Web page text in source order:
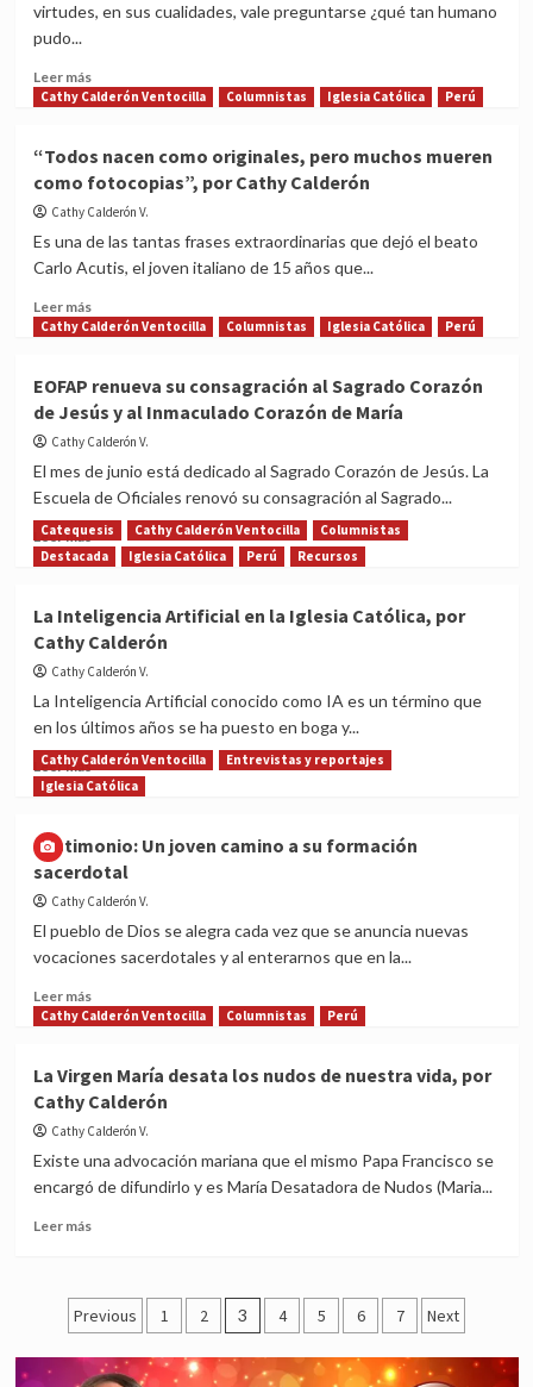
Esperanza’,
Calderón
virtudes, en sus cualidades, vale preguntarse ¿qué tan humano
pudo...
Leer másRead
more
humanidad
de
Jesús,
por
Calderón
Cathy Calderón Ventocilla Columnistas Iglesia Católica Perú
“Todos nacen como originales, pero muchos mueren
como fotocopias”, por Cathy Calderón
Cathy Calderón V.
Es una de las tantas frases extraordinarias que dejó el beato
Carlo Acutis, el joven italiano de 15 años que...
Leer másRead
more
nacen
como
originales,
pero
muchos
mueren
como
fotocopias”,
Calderón
Cathy Calderón Ventocilla Columnistas Iglesia Católica Perú
EOFAP renueva su consagración al Sagrado Corazón
de Jesús y al Inmaculado Corazón de María
Cathy Calderón V.
El mes de junio está dedicado al Sagrado Corazón de Jesús. La
Escuela de Oficiales renovó su consagración al Sagrado...
Leer másRead
more
renueva
su
consagración
al
Sagrado
Corazón
de
Jesús
Inmaculado
Corazón
de
Catequesis Cathy Calderón Ventocilla
Columnistas
Destacada
Iglesia Católica Perú Recursos
La Inteligencia Artificial en la Iglesia Católica, por
Cathy Calderón
Cathy Calderón V.
La Inteligencia Artificial conocido como IA es un término que
en los últimos años se ha puesto en boga y...
Leer másRead
more
Inteligencia
Artificial
en
la
Católica,
Cathy
Cathy Calderón Ventocilla
Entrevistas y reportajes
Iglesia Católica
Testimonio: Un joven camino a su formación
sacerdotal
Cathy Calderón V.
El pueblo de Dios se alegra cada vez que se anuncia nuevas
vocaciones sacerdotales y al enterarnos que en la...
Leer másRead
more
Un
joven
camino
formación
Cathy Calderón Ventocilla Columnistas Perú
La Virgen María desata los nudos de nuestra vida, por
Cathy Calderón
Cathy Calderón V.
Existe una advocación mariana que el mismo Papa Francisco se
encargó de difundirlo y es María Desatadora de Nudos (Maria...
Leer másRead
Virgen
María
desata
los
Posts
pagination
Previous 1 2 3 4 5 6 7 Next